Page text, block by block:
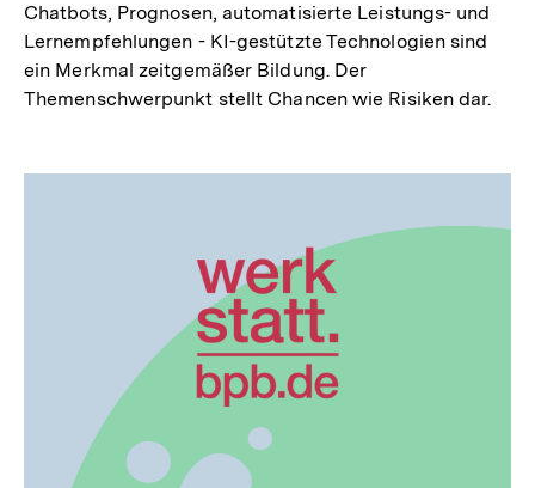
Chatbots, Prognosen, automatisierte Leistungs- und
Lernempfehlungen - KI-gestützte Technologien sind
ein Merkmal zeitgemäßer Bildung. Der
Themenschwerpunkt stellt Chancen wie Risiken dar.